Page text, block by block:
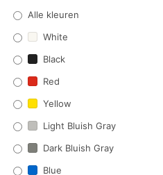
Alle kleuren
White
Black
Red
Yellow
Light Bluish Gray
Dark Bluish Gray
Blue